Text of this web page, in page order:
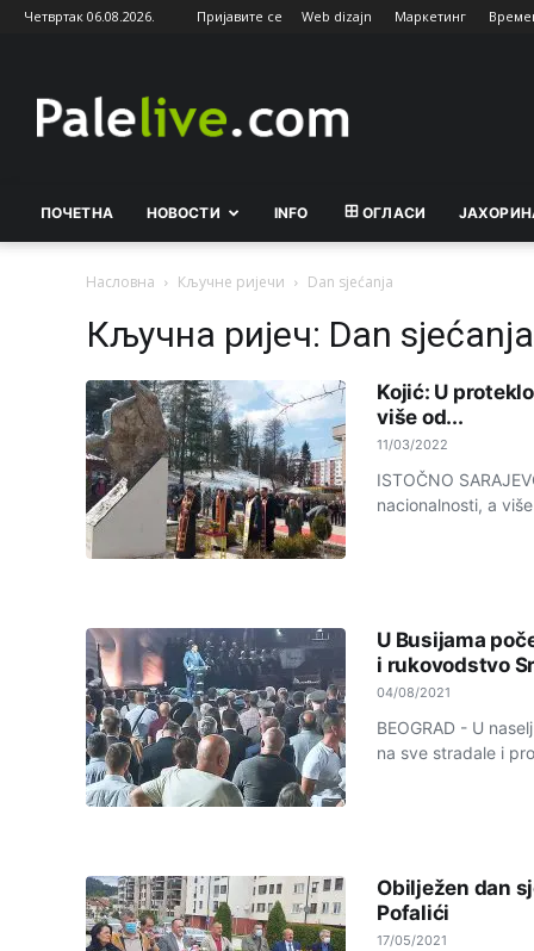
Четвртак 06.08.2026. Пријавите се Web dizajn Маркетинг
ПОЧЕТНА НОВОСТИ INFO ОГЛАСИ
Насловна Кључне ријечи Dan sjećanja
Кључна ријеч: Dan sjećanja
Kojić: U
više od...
11/03/2022
ISTOČNO
nacionalnosti, a
U Busijama
i rukovodstvo
04/08/2021
BEOGRAD - U
na sve stradale i
Obilježen dan
Pofalići
17/05/2021